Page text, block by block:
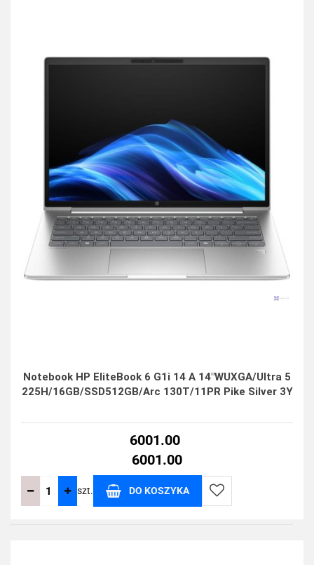
Notebook HP EliteBook 6 G1i 14 A 14"WUXGA/Ultra 5
225H/16GB/SSD512GB/Arc 130T/11PR Pike Silver 3Y
6001.00
6001.00
szt. DO KOSZYKA
Do